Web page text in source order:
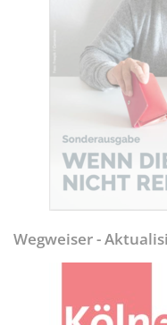
Wegweiser -